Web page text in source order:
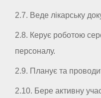
2.7. Веде лікарську
2.8. Керує роботою
персоналу.
2.9. Планує та
2.10. Бере активну